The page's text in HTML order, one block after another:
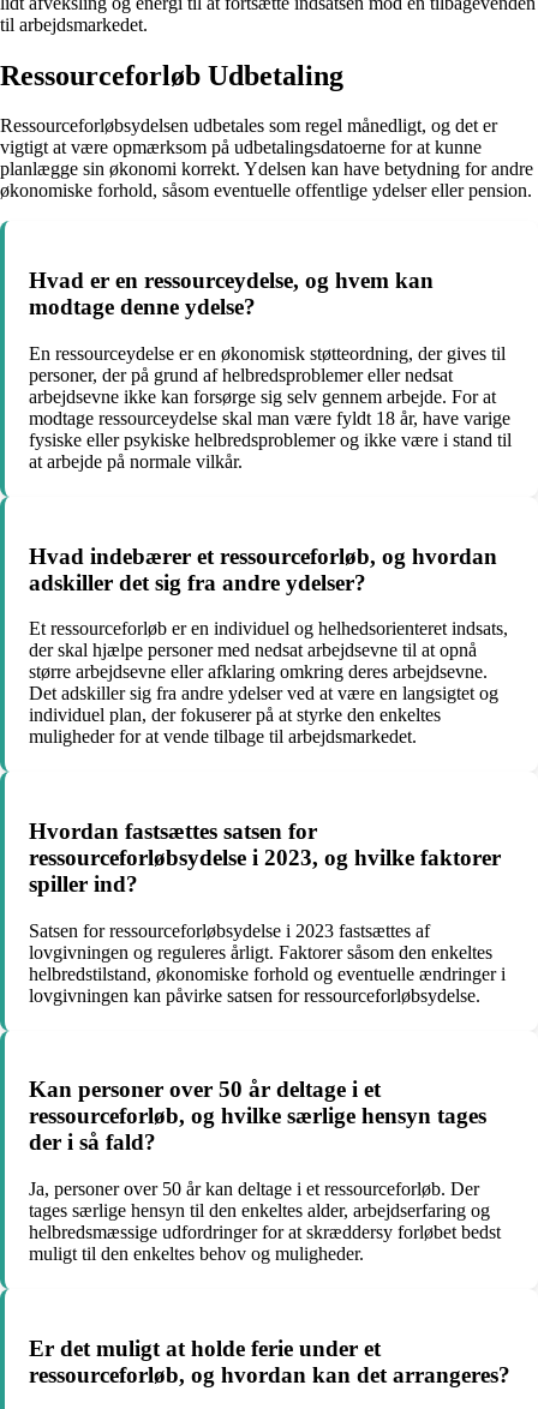
til arbejdsmarkedet.
Ressourceforløb Udbetaling
Ressourceforløbsydelsen udbetales som regel månedligt, og det er
vigtigt at være opmærksom på udbetalingsdatoerne for at kunne
planlægge sin økonomi korrekt. Ydelsen kan have betydning for andre
økonomiske forhold, såsom eventuelle offentlige ydelser eller pension.
Hvad er en ressourceydelse, og hvem kan
modtage denne ydelse?
En ressourceydelse er en økonomisk støtteordning, der gives til
personer, der på grund af helbredsproblemer eller nedsat
arbejdsevne ikke kan forsørge sig selv gennem arbejde. For at
modtage ressourceydelse skal man være fyldt 18 år, have varige
fysiske eller psykiske helbredsproblemer og ikke være i stand til
at arbejde på normale vilkår.
Hvad indebærer et ressourceforløb, og hvordan
adskiller det sig fra andre ydelser?
Et ressourceforløb er en individuel og helhedsorienteret indsats,
der skal hjælpe personer med nedsat arbejdsevne til at opnå
større arbejdsevne eller afklaring omkring deres arbejdsevne.
Det adskiller sig fra andre ydelser ved at være en langsigtet og
individuel plan, der fokuserer på at styrke den enkeltes
muligheder for at vende tilbage til arbejdsmarkedet.
Hvordan fastsættes satsen for
ressourceforløbsydelse i 2023, og hvilke faktorer
spiller ind?
Satsen for ressourceforløbsydelse i 2023 fastsættes af
lovgivningen og reguleres årligt. Faktorer såsom den enkeltes
helbredstilstand, økonomiske forhold og eventuelle ændringer i
lovgivningen kan påvirke satsen for ressourceforløbsydelse.
Kan personer over 50 år deltage i et
ressourceforløb, og hvilke særlige hensyn tages
der i så fald?
Ja, personer over 50 år kan deltage i et ressourceforløb. Der
tages særlige hensyn til den enkeltes alder, arbejdserfaring og
helbredsmæssige udfordringer for at skræddersy forløbet bedst
muligt til den enkeltes behov og muligheder.
Er det muligt at holde ferie under et
ressourceforløb, og hvordan kan det arrangeres?